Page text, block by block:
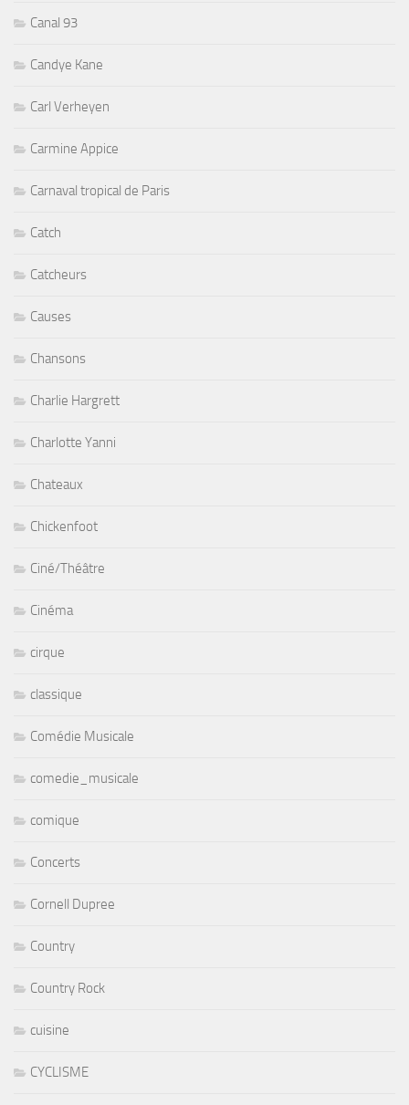
Canal 93
Candye Kane
Carl Verheyen
Carmine Appice
Carnaval tropical de Paris
Catch
Catcheurs
Causes
Chansons
Charlie Hargrett
Charlotte Yanni
Chateaux
Chickenfoot
Ciné/Théâtre
Cinéma
cirque
classique
Comédie Musicale
comedie_musicale
comique
Concerts
Cornell Dupree
Country
Country Rock
cuisine
CYCLISME